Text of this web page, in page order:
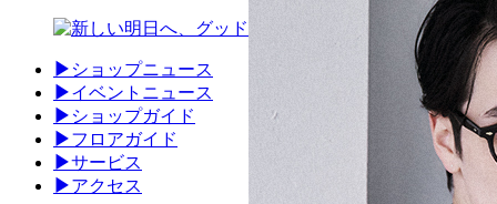
▶ ショップニュース
▶イベントニュース
▶ ショップガイド
▶フロアガイド
▶サービス
▶アクセス